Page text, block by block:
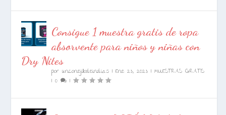
Consigue 1 muestra gratis de ropa
absorvente para niños y niñas con
Dry Nites
porunconejillodeindias |Ene 23, 2023 |MUESTRAS GRATIS
|0 |